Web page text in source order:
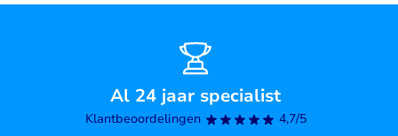
Al 24 jaar specialist
Klantbeoordelingen 4,7/5